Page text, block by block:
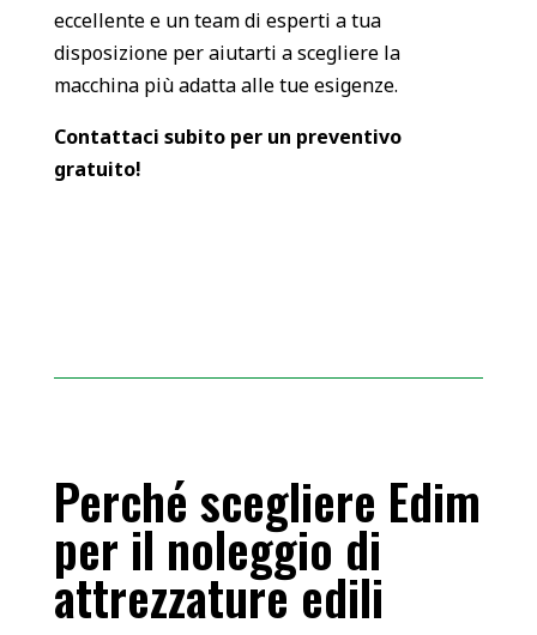
eccellente e un team di esperti a tua
disposizione per aiutarti a scegliere la
macchina più adatta alle tue esigenze.
Contattaci subito per un preventivo
gratuito!
Perché scegliere Edim
per il noleggio di
attrezzature edili